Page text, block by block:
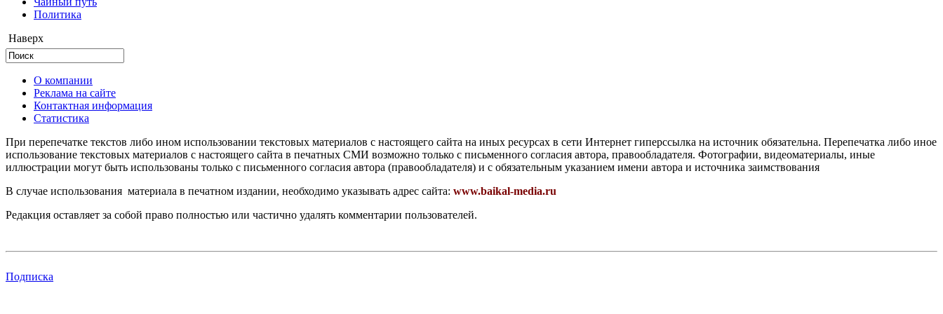
Политика
Наверх
О компании
Реклама на сайте
Контактная информация
Статистика
При перепечатке текстов либо ином использовании текстовых материалов с настоящего сайта на иных ресурсах в сети Интернет гиперссылка на источник обязательна. Перепечатка либо иное
использование текстовых материалов с настоящего сайта в печатных СМИ возможно только с письменного согласия автора, правообладателя. Фотографии, видеоматериалы, иные
иллюстрации могут быть использованы только с письменного согласия автора (правообладателя) и с обязательным указанием имени автора и источника заимствования
В случае использования материала в печатном издании, необходимо указывать адрес сайта: www.baikal-media.ru
Редакция оставляет за собой право полностью или частично удалять комментарии пользователей.
Подписка